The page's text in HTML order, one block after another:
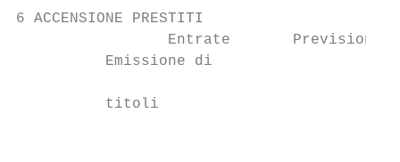
6 ACCENSIONE PRESTITI
Entrate       Previsione
          Emissione di
          titoli